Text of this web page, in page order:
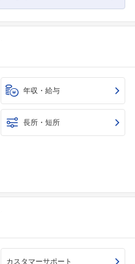
年収・給与
長所・短所
カスタマーサポート